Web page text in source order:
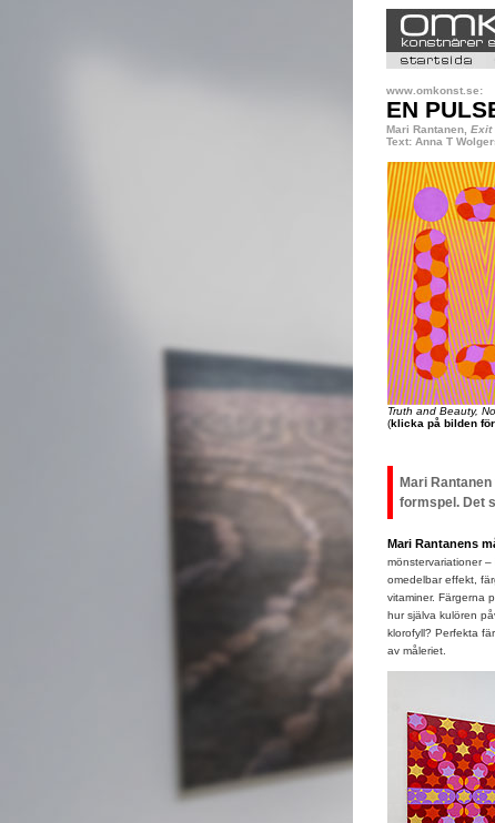
www.omkonst.se:
EN
Mari Rantanen, Exit
Text: Anna T
Truth and Beauty, No
(klicka på bilden
Mari
formspel. Det
Mari Rantanens
mönstervariationer
omedelbar effekt,
vitaminer. Färgerna
hur själva kulören
klorofyll? Perfekta
av måleriet.